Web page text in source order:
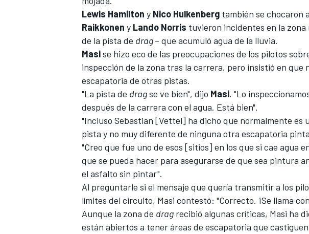
FÓRMULA E
Lewis Hamilton y Nico Hulkenberg también se chocaron
Raikkonen y Lando Norris tuvieron incidentes en la zona
de la pista de drag– que acumuló agua de la lluvia.
Masise hizo eco de las preocupaciones de los pilotos
inspección de la zona tras la carrera, pero insistió en que
escapatoria de otras pistas.
"La pista de dragse ve bien", dijo Masi. "Lo
después de la carrera con el agua. Está bien".
"Incluso Sebastian [Vettel] ha dicho que normalmente es
pista y no muy diferente de ninguna otra escapatoria
"Creo que fue uno de esos [sitios] en los que si cae agua
que se pueda hacer para asegurarse de que sea pintura
el asfalto sin pintar".
Al preguntarle si el mensaje que quería transmitir a los
límites del circuito, Masi contestó: "Correcto. ¡Se llama
Aunque la zona de drag recibió algunas críticas, Masi ha
están abiertos a tener áreas de escapatoria que